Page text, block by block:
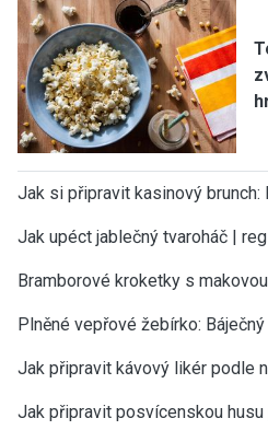
Jak si připravit kasinový brunch:
Jak upéct jablečný tvaroháč |
Bramborové kroketky s
Plněné vepřové žebírko:
Jak připravit kávový likér podle
Jak připravit posvícenskou